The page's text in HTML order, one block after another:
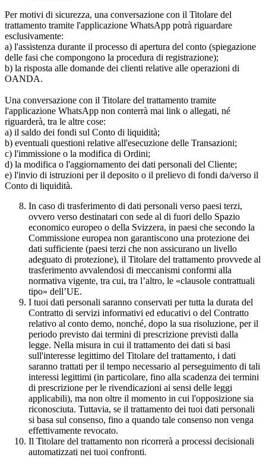
Per motivi di sicurezza, una conversazione con il Titolare del
trattamento tramite l'applicazione WhatsApp potrà riguardare
esclusivamente:
a) l'assistenza durante il processo di apertura del conto (spiegazione
delle fasi che compongono la procedura di registrazione);
b) la risposta alle domande dei clienti relative alle operazioni di
OANDA.
Una conversazione con il Titolare del trattamento tramite
l'applicazione WhatsApp non conterrà mai link o allegati, né
riguarderà, tra le altre cose:
a) il saldo dei fondi sul Conto di liquidità;
b) eventuali questioni relative all'esecuzione delle Transazioni;
c) l'immissione o la modifica di Ordini;
d) la modifica o l'aggiornamento dei dati personali del Cliente;
e) l'invio di istruzioni per il deposito o il prelievo di fondi da/verso il
Conto di liquidità.
In caso di trasferimento di dati personali verso paesi terzi,
ovvero verso destinatari con sede al di fuori dello Spazio
economico europeo o della Svizzera, in paesi che secondo la
Commissione europea non garantiscono una protezione dei
dati sufficiente (paesi terzi che non assicurano un livello
adeguato di protezione), il Titolare del trattamento provvede al
trasferimento avvalendosi di meccanismi conformi alla
normativa vigente, tra cui, tra l’altro, le «clausole contrattuali
tipo» dell’UE.
I tuoi dati personali saranno conservati per tutta la durata del
Contratto di servizi informativi ed educativi o del Contratto
relativo al conto demo, nonché, dopo la sua risoluzione, per il
periodo previsto dai termini di prescrizione previsti dalla
legge. Nella misura in cui il trattamento dei dati si basi
sull'interesse legittimo del Titolare del trattamento, i dati
saranno trattati per il tempo necessario al perseguimento di tali
interessi legittimi (in particolare, fino alla scadenza dei termini
di prescrizione per le rivendicazioni ai sensi delle leggi
applicabili), ma non oltre il momento in cui l'opposizione sia
riconosciuta. Tuttavia, se il trattamento dei tuoi dati personali
si basa sul consenso, fino a quando tale consenso non venga
effettivamente revocato.
Il Titolare del trattamento non ricorrerà a processi decisionali
automatizzati nei tuoi confronti.